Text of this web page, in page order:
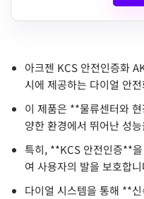
아크젠 KCS 안전인증화
시에 제공하는 다이얼 안
이 제품은 **물류센터와
양한 환경에서 뛰어난 성
특히, **KCS 안전인증**
여 사용자의 발을 보호합
다이얼 시스템을 통해 **